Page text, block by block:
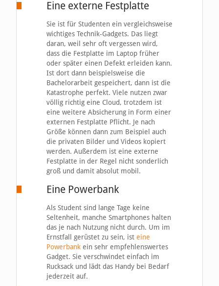
Eine externe Festplatte
Sie ist für Studenten ein vergleichsweise
wichtiges Technik-Gadgets. Das liegt
daran, weil sehr oft vergessen wird,
dass die Festplatte im Laptop früher
oder später einen Defekt erleiden kann.
Ist dort dann beispielsweise die
Bachelorarbeit gespeichert, dann ist die
Katastrophe perfekt. Viele nutzen zwar
völlig richtig eine Cloud, trotzdem ist
eine weitere Absicherung in Form einer
externen Festplatte Pflicht. Je nach
Größe können dann zum Beispiel auch
die privaten Bilder und Videos kopiert
werden. Außerdem ist eine externe
Festplatte in der Regel nicht sonderlich
groß und damit absolut mobil.
Eine Powerbank
Als Student sind lange Tage keine
Seltenheit, manche Smartphones halten
das je nach Nutzung nicht durch. Um im
Ernstfall gerüstet zu sein, ist eine
Powerbankein sehr empfehlenswertes
Gadget. Sie verschwindet einfach im
Rucksack und lädt das Handy bei Bedarf
jederzeit auf.